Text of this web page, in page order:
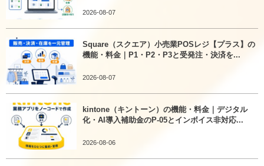
2026-08-07
Square（スクエア）小売業POSレジ【プラス】の
機能・料金｜P1・P2・P3と受発注・決済を...
2026-08-07
kintone（キントーン）の機能・料金｜デジタル
化・AI導入補助金のP-05とインボイス非対応...
2026-08-06